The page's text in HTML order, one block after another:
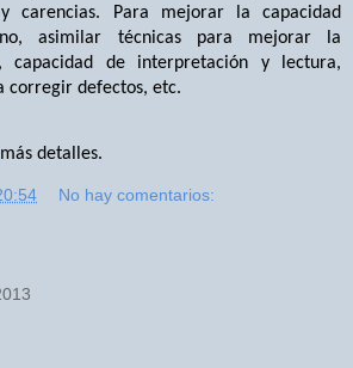
carencias. Para mejorar la capacidad
asimilar técnicas para mejorar la
capacidad de interpretación y lectura,
corregir defectos, etc.
detalles.
No hay comentarios: